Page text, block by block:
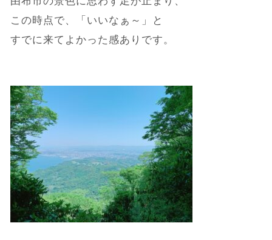
この時点で、「いいなぁ～」と
すでに来てよかった感ありです。